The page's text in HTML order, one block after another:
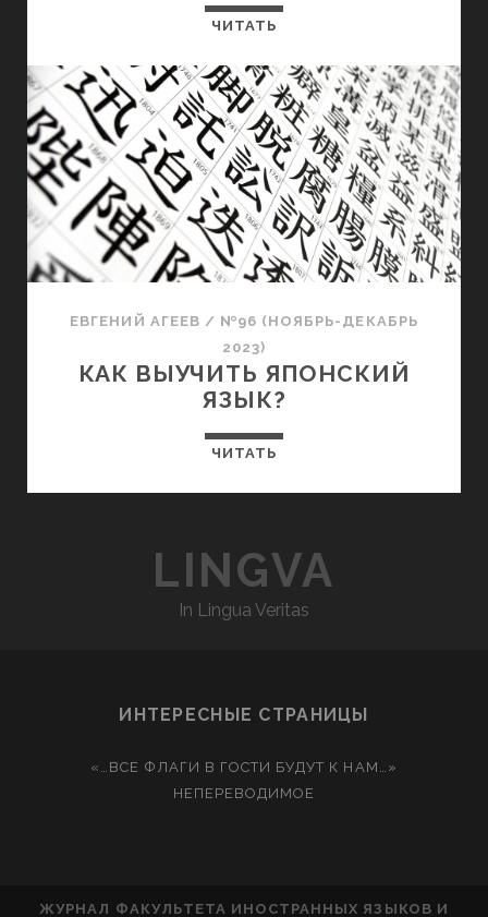
ЧИТАТЬ
ЕВГЕНИЙ АГЕЕВ / №96 (НОЯБРЬ-ДЕКАБРЬ
2023)
КАК ВЫУЧИТЬ ЯПОНСКИЙ
ЯЗЫК?
ЧИТАТЬ
LINGVA
In Lingua Veritas
ИНТЕРЕСНЫЕ СТРАНИЦЫ
«…ВСЕ ФЛАГИ В ГОСТИ БУДУТ К НАМ…»
НЕПЕРЕВОДИМОЕ
ЖУРНАЛ ФАКУЛЬТЕТА ИНОСТРАННЫХ ЯЗЫКОВ И